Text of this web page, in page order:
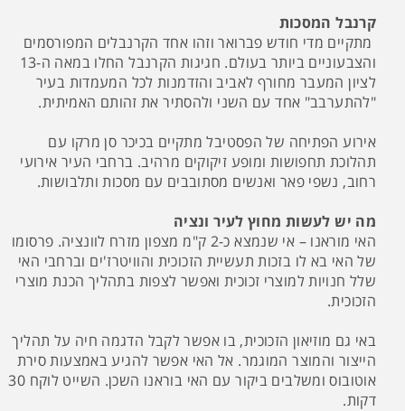
קרנבל המסכות
מתקיים מדי חודש פברואר וזהו אחד הקרנבלים המפורסמים
והצבעוניים ביותר בעולם. חגיגות הקרנבל החלו במאה ה-13
לציון המעבר מחורף לאביב והזדמנות לכל המעמדות בעיר
"להתערבב" אחד עם השני ולהסתיר את זהותם האמיתית.
אירוע הפתיחה של הפסטיבל מתקיים בכיכר סן מרקו עם
תהלוכת תחפושות ומופע זיקוקים מרהיב. ברחבי העיר אירועי
רחוב, נשפי פאר ואנשים מסתובבים עם מסכות ותלבושות.
מה יש לעשות מחוץ לעיר ונציה
האי מוראנו – אי שנמצא כ-2 ק"מ מצפון מזרח לוונציה. פרסומו
של האי בא לו בזכות תעשיית הזכוכית והוויטרז'ים וברחבי האי
שלל חנויות למוצרי זכוכית ואפשר לצפות בתהליך הכנת מוצרי
הזכוכית.
באי גם מוזיאון הזכוכית, בו אפשר לקבל הדגמה חיה על תהליך
הייצור והמוצר המוגמר. אל האי אפשר להגיע באמצעות סירת
אוטובוס ומשלבים ביקור עם האי בוראנו השכן. השייט לוקח 30
דקות.